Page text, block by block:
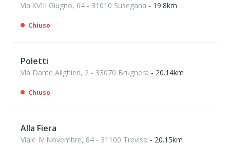
Via XVIII Giugno, 64 - 31010 Susegana - 19.8km
Chiuso
Poletti
Via Dante Alighieri, 2 - 33070 Brugnera - 20.14km
Chiuso
Alla Fiera
Viale IV Novembre, 84 - 31100 Treviso - 20.15km